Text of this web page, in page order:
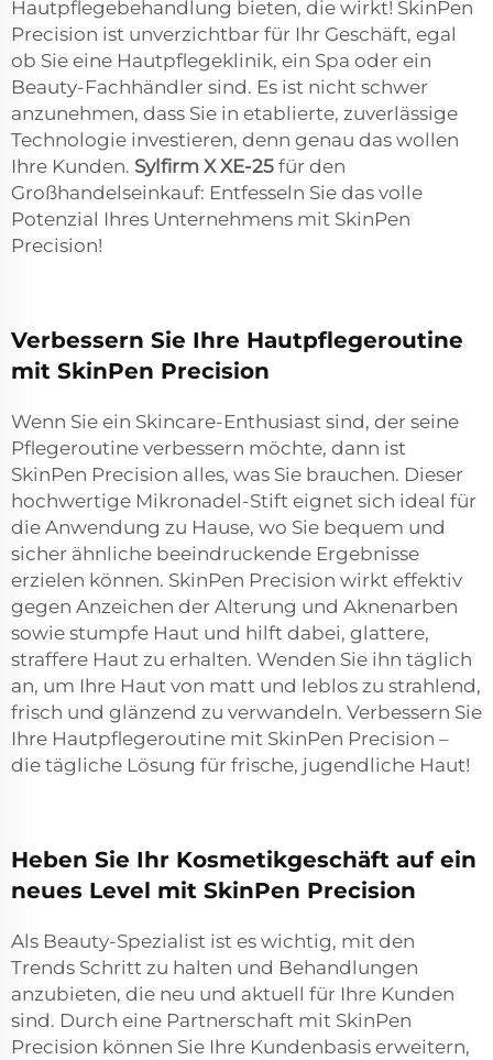
Hautpflegebehandlung bieten, die wirkt! SkinPen
Precision ist unverzichtbar für Ihr Geschäft, egal
ob Sie eine Hautpflegeklinik, ein Spa oder ein
Beauty-Fachhändler sind. Es ist nicht schwer
anzunehmen, dass Sie in etablierte, zuverlässige
Technologie investieren, denn genau das wollen
Ihre Kunden. Sylfirm X XE-25 für den
Großhandelseinkauf: Entfesseln Sie das volle
Potenzial Ihres Unternehmens mit SkinPen
Precision!
Verbessern Sie Ihre Hautpflegeroutine
mit SkinPen Precision
Wenn Sie ein Skincare-Enthusiast sind, der seine
Pflegeroutine verbessern möchte, dann ist
SkinPen Precision alles, was Sie brauchen. Dieser
hochwertige Mikronadel-Stift eignet sich ideal für
die Anwendung zu Hause, wo Sie bequem und
sicher ähnliche beeindruckende Ergebnisse
erzielen können. SkinPen Precision wirkt effektiv
gegen Anzeichen der Alterung und Aknenarben
sowie stumpfe Haut und hilft dabei, glattere,
straffere Haut zu erhalten. Wenden Sie ihn täglich
an, um Ihre Haut von matt und leblos zu strahlend,
frisch und glänzend zu verwandeln. Verbessern Sie
Ihre Hautpflegeroutine mit SkinPen Precision –
die tägliche Lösung für frische, jugendliche Haut!
Heben Sie Ihr Kosmetikgeschäft auf ein
neues Level mit SkinPen Precision
Als Beauty-Spezialist ist es wichtig, mit den
Trends Schritt zu halten und Behandlungen
anzubieten, die neu und aktuell für Ihre Kunden
sind. Durch eine Partnerschaft mit SkinPen
Precision können Sie Ihre Kundenbasis erweitern,